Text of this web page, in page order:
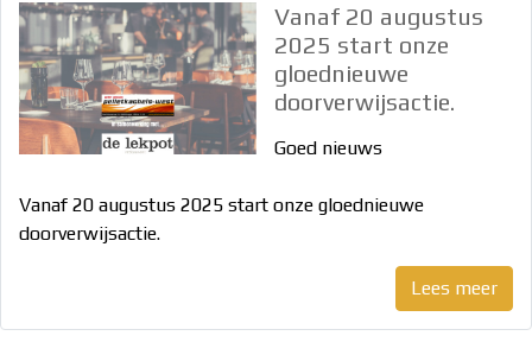
Pellets
Nieuws
Werking
Garantie
Gastenboek
Contact
Vanaf 20 augustus
2025 start onze
gloednieuwe
doorverwijsactie.
Goed nieuws
Vanaf 20 augustus 2025 start onze gloednieuwe
doorverwijsactie.
Lees meer